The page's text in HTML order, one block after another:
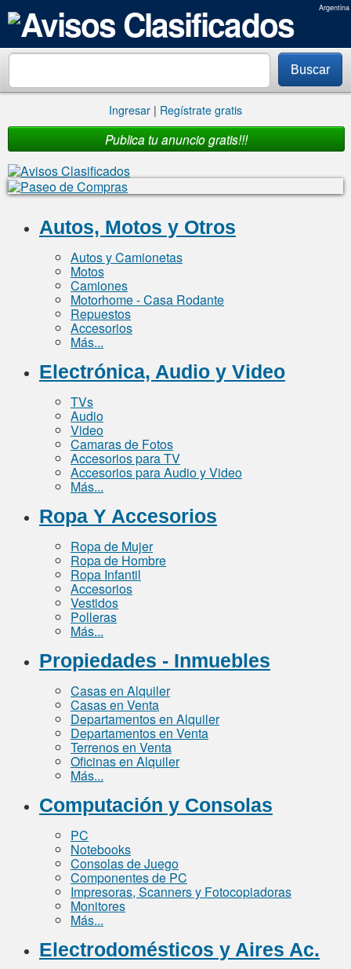
Argentina
Buscar
Ingresar | Regístrate gratis
Publica tu anuncio gratis!!!
Autos, Motos y Otros
Autos y Camionetas
Motos
Camiones
Motorhome - Casa Rodante
Repuestos
Accesorios
Más...
Electrónica, Audio y Video
TVs
Audio
Video
Camaras de Fotos
Accesorios para TV
Accesorios para Audio y Video
Más...
Ropa Y Accesorios
Ropa de Mujer
Ropa de Hombre
Ropa Infantil
Accesorios
Vestidos
Polleras
Más...
Propiedades - Inmuebles
Casas en Alquiler
Casas en Venta
Departamentos en Alquiler
Departamentos en Venta
Terrenos en Venta
Oficinas en Alquiler
Más...
Computación y Consolas
PC
Notebooks
Consolas de Juego
Componentes de PC
Impresoras, Scanners y Fotocopiadoras
Monitores
Más...
Electrodomésticos y Aires Ac.